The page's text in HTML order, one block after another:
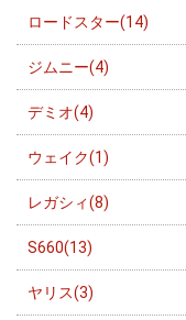
ロードスター(14)
ジムニー(4)
デミオ(4)
ウェイク(1)
レガシィ(8)
S660(13)
ヤリス(3)